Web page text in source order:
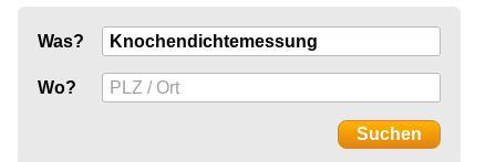
Was?
Wo?